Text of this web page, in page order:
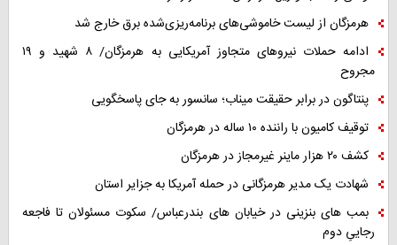
هرمزگان از لیست خاموشی‌های برنامه‌ریزی‌شده برق خارج شد
ادامه حملات نیروهای متجاوز آمریکایی به هرمزگان/ ۸ شهید و ۱۹
مجروح
پنتاگون در برابر حقیقت میناب؛ سانسور به جای پاسخگویی
توقیف کامیون با راننده ۱۰ ساله در هرمزگان
کشف ۲۰ هزار ماینر غیرمجاز در هرمزگان
شهادت یک مدیر هرمزگانی در حمله آمریکا به جزایر استان
بمب های بنزینی در خیابان های بندرعباس/ سکوت مسئولان تا فاجعه
رجاییِ دوم